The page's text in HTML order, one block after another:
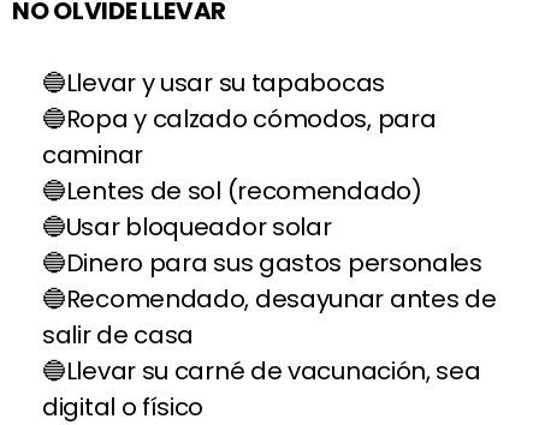
NO OLVIDE LLEVAR
Llevar y usar su tapabocas
Ropa y calzado cómodos, para
caminar
Lentes de sol (recomendado)
Usar bloqueador solar
Dinero para sus gastos personales
Recomendado, desayunar antes de
salir de casa
Llevar su carné de vacunación, sea
digital o físico